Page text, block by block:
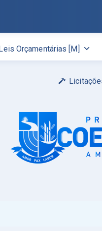
Orçamentárias [M]